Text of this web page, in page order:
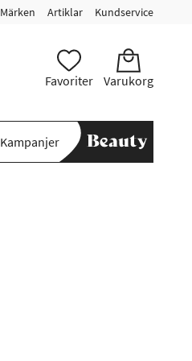
Märken Artiklar Kundservice
Favoriter Varukorg
Kampanjer